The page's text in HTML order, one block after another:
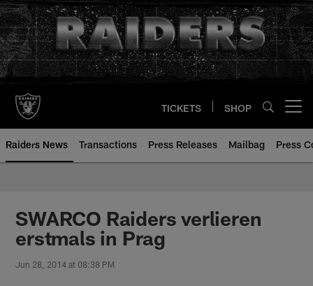
Skip
to
main
content
TICKETS SHOP
Raiders News Transactions Press Releases Mailbag Press
SWARCO Raiders verlieren
erstmals in Prag
Jun 28, 2014 at 08:38 PM